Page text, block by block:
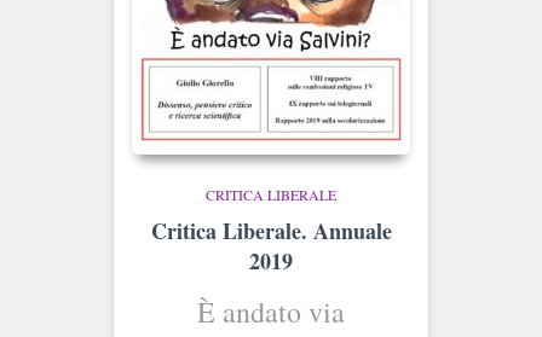
CRITICA LIBERALE
Critica Liberale. Annuale
2019
È andato via